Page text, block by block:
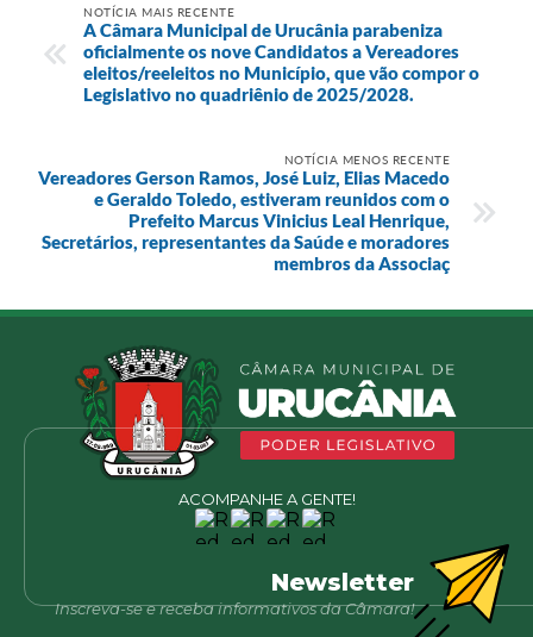
NOTÍCIA MAIS RECENTE
A Câmara Municipal de Urucânia parabeniza
oficialmente os nove Candidatos a Vereadores
eleitos/reeleitos no Município, que vão compor o
Legislativo no quadriênio de 2025/2028.
NOTÍCIA MENOS RECENTE
Vereadores Gerson Ramos, José Luiz, Elias Macedo
e Geraldo Toledo, estiveram reunidos com o
Prefeito Marcus Vinicius Leal Henrique,
Secretários, representantes da Saúde e moradores
membros da Associaç
ACOMPANHE A GENTE!
Newsletter
Inscreva-se e receba informativos da Câmara!